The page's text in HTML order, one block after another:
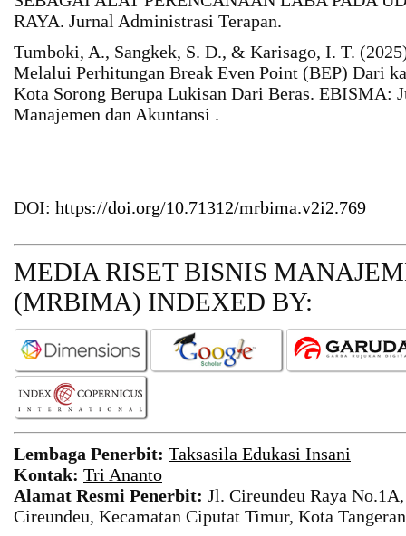
RAYA. Jurnal Administrasi Terapan.
Tumboki, A., Sangkek, S. D., & Karisago, I. T.
Melalui Perhitungan Break Even Point (BEP) Dari
Kota Sorong Berupa Lukisan Dari Beras. EBISMA:
Manajemen dan Akuntansi .
DOI: https://doi.org/10.71312/mrbima.v2i2.769
MEDIA RISET BISNIS
(MRBIMA) INDEXED BY:
Lembaga Penerbit: Taksasila Edukasi Insani
Kontak: Tri Ananto
Alamat Resmi Penerbit: Jl. Cireundeu Raya
Cireundeu, Kecamatan Ciputat Timur, Kota